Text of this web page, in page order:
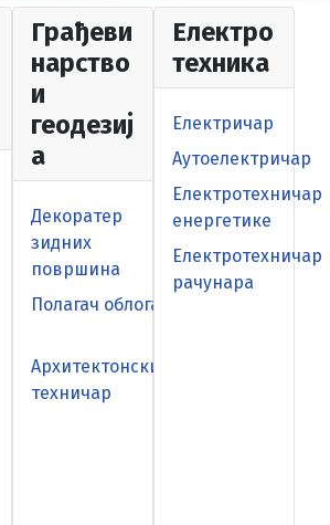
Грађеви
нарство
и
геодезиј
а
Декоратер
зидних
површина
Полагач облога
Архитектонски
техничар
Електро
техника
Електричар
Аутоелектричар
Електротехничар
енергетике
Електротехничар
рачунара